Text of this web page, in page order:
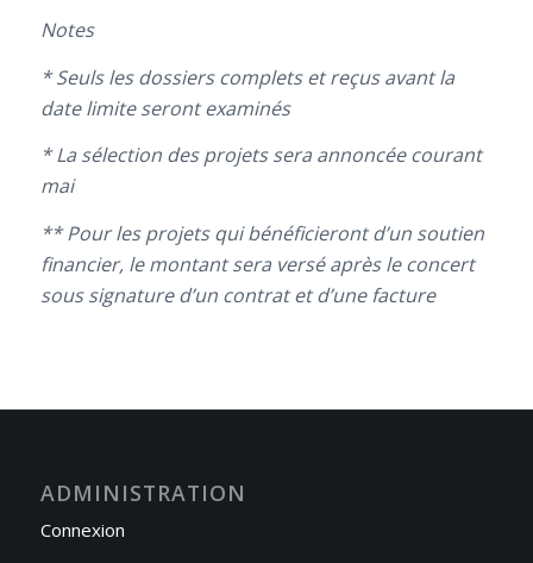
Notes
* Seuls les dossiers complets et reçus avant la
date limite seront examinés
* La sélection des projets sera annoncée courant
mai
** Pour les projets qui bénéficieront d’un soutien
financier, le montant sera versé après le concert
sous signature d’un contrat et d’une facture
ADMINISTRATION
Connexion